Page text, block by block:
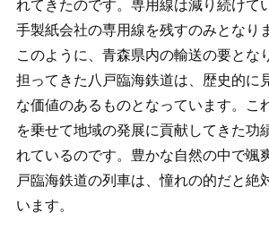
れてきたのです。専用線は減り続けて
手製紙会社の専用線を残すのみとなり
このように、青森県内の輸送の要とな
担ってきた八戸臨海鉄道は、歴史的に
な価値のあるものとなっています。こ
を乗せて地域の発展に貢献してきた功
れているのです。豊かな自然の中で颯
戸臨海鉄道の列車は、憧れの的だと絶
います。